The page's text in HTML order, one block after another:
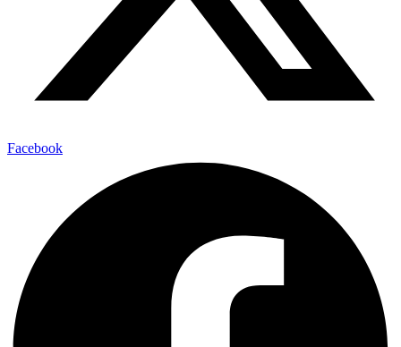
Facebook